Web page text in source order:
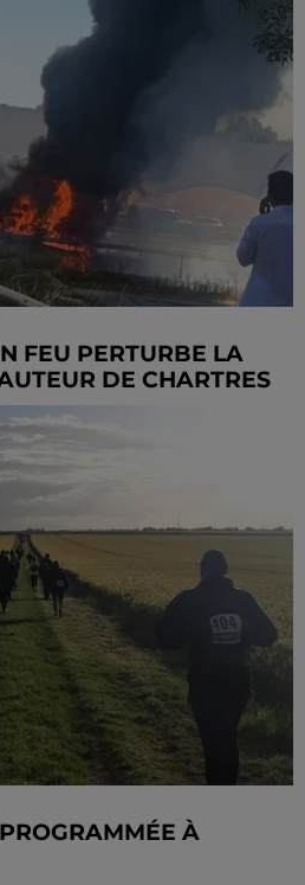
FEU PERTURBE LA
DE CHARTRES
en proie aux
au niveau de Chartres. Le
et des coupures de...
À